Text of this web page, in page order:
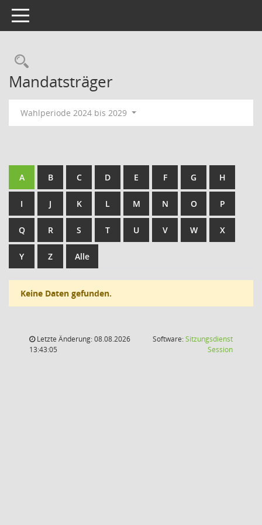
Toggle navigation
Rechercheauswahl
Mandatsträger
Wahlperiode 2024 bis 2029
A B C D E F G H
I J K L M N O P
Q R S T U V W X
Y Z Alle
Keine Daten gefunden.
Letzte Änderung: 08.08.2026
13:43:05
Software:Sitzungsdienst
Session(Wird in